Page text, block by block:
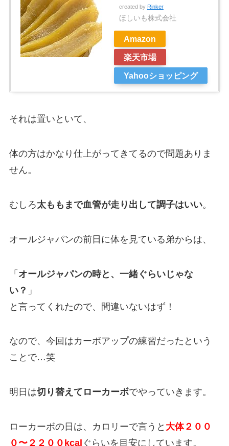
created by Rinker
ほしいも株式会社
Amazon
楽天市場
Yahooショッピング
それは置いといて、
体の方はかなり仕上がってきてるので問題ありま
せん。
むしろ太ももまで血管が走り出して調子はいい。
オールジャパンの前日に体を見ている弟からは、
「 オールジャパンの時と、一緒ぐらいじゃな
い？ 」
と言ってくれたので、間違いないはず！
なので、今回はカーボアップの練習だったという
ことで…笑
明日は切り替えてローカーボでやっていきます。
ローカーボの日は、カロリーで言うと 大体２００
０〜２２００kcal ぐらいを目安にしています。